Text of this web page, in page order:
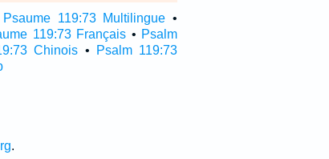
Psaume 119:73 Multilingue •
119:73 Français • Psalm
Chinois •
Psalm 119:73
.